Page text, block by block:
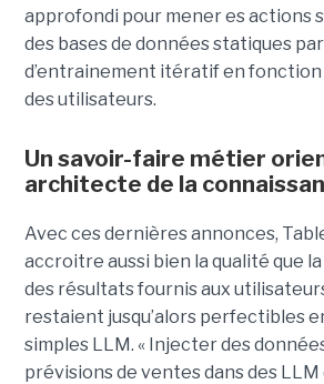
approfondi pour mener es actions
des bases de données statiques
d’entrainement itératif en
des utilisateurs.
Un savoir-faire métier
architecte de la
Avec ces dernières annonces,
accroitre aussi bien la qualité que
desrésultats fournis aux
restaient jusqu’alors perfectibles
simples LLM. « Injecterdes
prévisions de ventes dans des